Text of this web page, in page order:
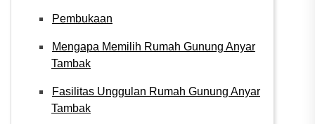
Pembukaan
Mengapa Memilih Rumah Gunung Anyar
Tambak
Fasilitas Unggulan Rumah Gunung Anyar
Tambak